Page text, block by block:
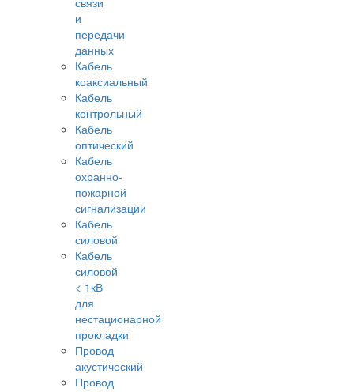
и
передачи
данных
Кабель
коаксиальный
Кабель
контрольный
Кабель
оптический
Кабель
охранно-
пожарной
сигнализации
Кабель
силовой
Кабель
силовой
< 1кВ
для
нестационарной
прокладки
Провод
акустический
Провод